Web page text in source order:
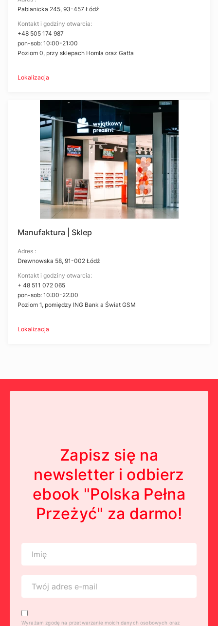
Pabianicka 245, 93-457 Łódź
Kontakt i godziny otwarcia:
+48 505 174 987
pon-sob: 10:00-21:00
Poziom 0, przy sklepach Homla oraz Gatta
Lokalizacja
Manufaktura | Sklep
Adres :
Drewnowska 58, 91-002 Łódź
Kontakt i godziny otwarcia:
+ 48 511 072 065
pon-sob: 10:00-22:00
Poziom 1, pomiędzy ING Bank a Świat GSM
Lokalizacja
Zapisz się na
newsletter i odbierz
ebook "Polska Pełna
Przeżyć" za darmo!
Wyrażam zgodę na przetwarzanie moich danych osobowych oraz